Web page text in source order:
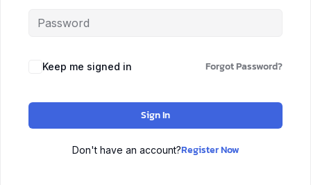
Keep me signed in Forgot Password?
Sign In
Don't have an account?Register Now